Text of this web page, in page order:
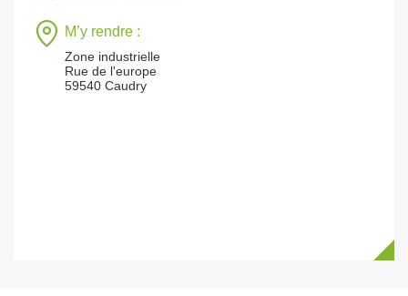
M’y rendre :
Zone industrielle
Rue de l'europe
59540 Caudry